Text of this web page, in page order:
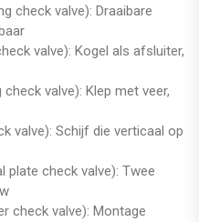
check valve): Draaibare
valve): Kogel als afsluiter,
check valve): Klep met veer,
valve): Schijf die verticaal op
plate check valve): Twee
check valve): Montage